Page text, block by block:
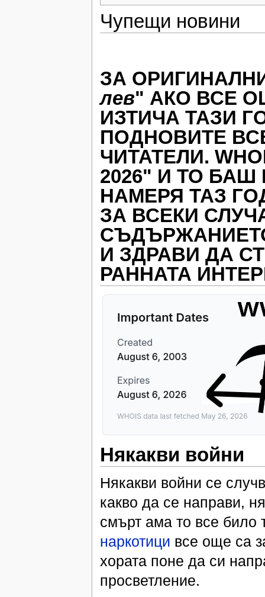
Чупещи новини
ЗА
лев" АКО ВСЕ
ИЗТИЧА ТАЗИ
ПОДНОВИТЕ
ЧИТАТЕЛИ.
2026" И ТО
НАМЕРЯ ТАЗ
ЗА ВСЕКИ
И ЗДРАВИ ДА
РАННАТА
Някакви войни
Някакви войни се
какво да се направи,
смърт ама то все било
наркотици все още са
хората поне да си
просветление.